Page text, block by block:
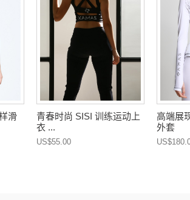
滑
青春时尚 SISI 训练运动上
衣 ...
US$55.00
高端展
外套